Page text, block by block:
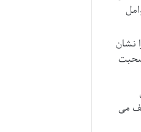
نشان
صحبت
می